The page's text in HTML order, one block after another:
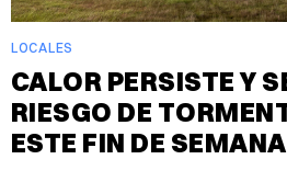
LOCALES
CALOR PERSISTE Y
RIESGO DE
ESTE FIN DE SEMANA